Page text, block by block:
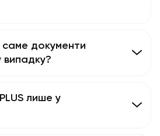
саме документи
випадку?
лише у